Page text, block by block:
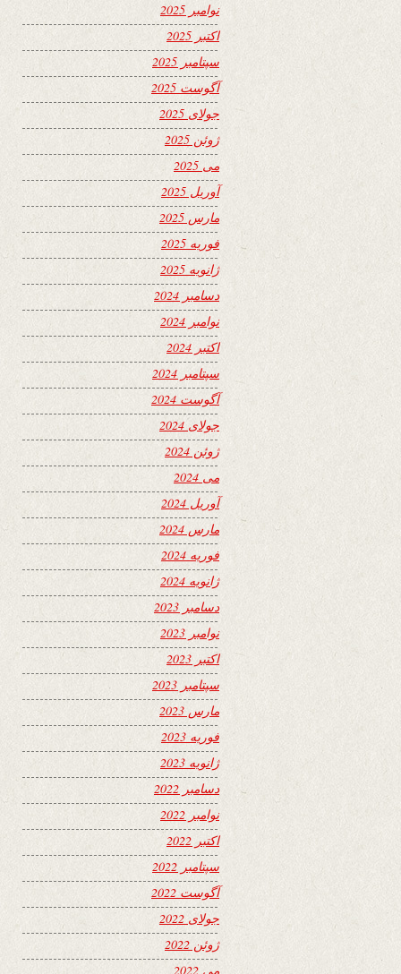
نوامبر 2025
اکتبر 2025
سپتامبر 2025
آگوست 2025
جولای 2025
ژوئن 2025
می 2025
آوریل 2025
مارس 2025
فوریه 2025
ژانویه 2025
دسامبر 2024
نوامبر 2024
اکتبر 2024
سپتامبر 2024
آگوست 2024
جولای 2024
ژوئن 2024
می 2024
آوریل 2024
مارس 2024
فوریه 2024
ژانویه 2024
دسامبر 2023
نوامبر 2023
اکتبر 2023
سپتامبر 2023
مارس 2023
فوریه 2023
ژانویه 2023
دسامبر 2022
نوامبر 2022
اکتبر 2022
سپتامبر 2022
آگوست 2022
جولای 2022
ژوئن 2022
می 2022